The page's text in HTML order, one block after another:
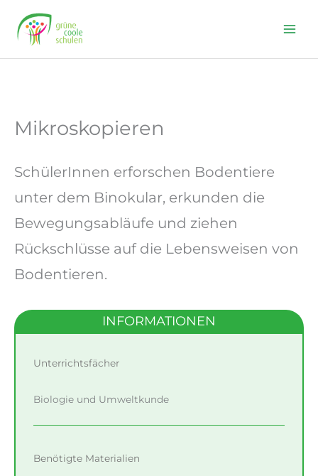
content
Mikroskopieren
SchülerInnen erforschen Bodentiere
unter dem Binokular, erkunden die
Bewegungsabläufe und ziehen
Rückschlüsse auf die Lebensweisen von
Bodentieren.
INFORMATIONEN
Unterrichtsfächer
Biologie und Umweltkunde
Benötigte Materialien